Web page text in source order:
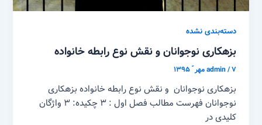
دسته‌بندی نشده
بزهکاری نوجوانان و نقش نوع رابطه خانواده
admin/۷ مهر ّ ۱۳۹۵
بزهکاری نوجوانان و نقش نوع رابطه خانواده بزهکاری
نوجوانان فهرست مطالب فصل اول : ۳ چکیده: ۳ واژگان
کلیدی در